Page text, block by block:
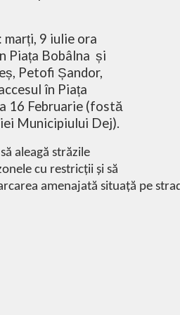
9 iulie ora
Piața Bobâlna și
Petofi Șandor,
în Piața
16 Februarie (fostă
Municipiului Dej).
aleagă străzile
cu restricții și să
amenajată situață pe